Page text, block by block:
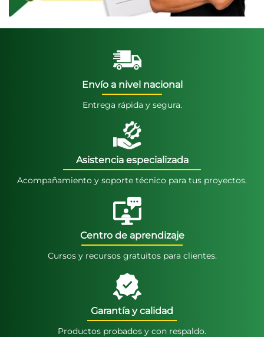
Envío a nivel nacional
Entrega rápida y segura.
Asistencia especializada
Acompañamiento y soporte técnico para tus proyectos.
Centro de aprendizaje
Cursos y recursos gratuitos para clientes.
Garantía y calidad
Productos probados y con respaldo.